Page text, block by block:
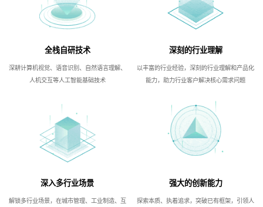
全栈自研技术
深耕计算机视觉、语音识别、自然语言理解、
人机交互等人工智能基础技术
深刻的行业理解
以丰富的行业经验，深刻的行业理解和产品化
能力，助力行业客户解决核心需求问题
深入多行业场景
解锁多行业场景，在城市管理、工业制造、互
强大的创新能力
探索本质、执着追求，突破已有框架，引领人